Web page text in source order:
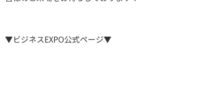
▼ビジネスEXPO公式ページ▼